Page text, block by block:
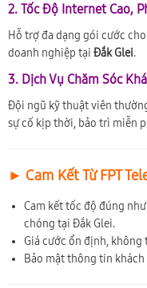
2. Tốc Độ Internet Cao,
Hỗ trợ đa dạng gói cước
doanh nghiệp tại Đắk Glei.
3. Dịch Vụ Chăm Sóc
Đội ngũ kỹ thuật viên
sự cố kịp thời, bảo trì miễn
► Cam Kết Từ FPT
Cam kết tốc độ đúng
chóng tại Đắk Glei.
Giá cước ổn định, không
Bảo mật thông tin